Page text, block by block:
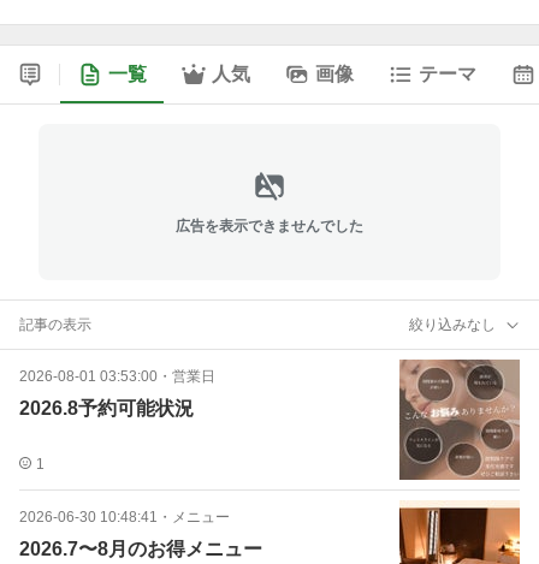
一覧 人気 画像 テーマ
広告を表示できませんでした
記事の表示 絞り込みなし
2026-08-01 03:53:00 ・ 営業日
2026.8予約可能状況
1
2026-06-30 10:48:41 ・ メニュー
2026.7〜8月のお得メニュー